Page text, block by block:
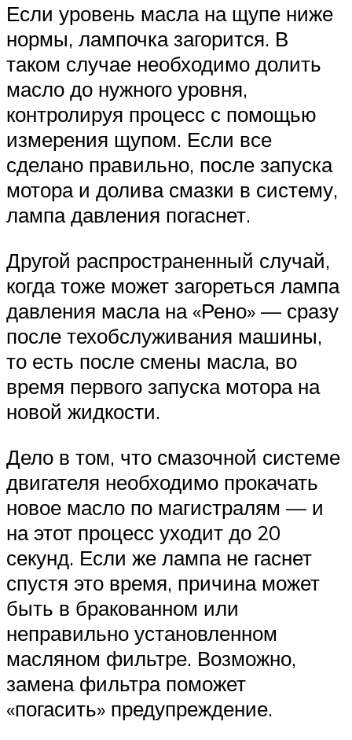
Если уровень масла на щупе ниже
нормы, лампочка загорится. В
таком случае необходимо долить
масло до нужного уровня,
контролируя процесс с помощью
измерения щупом. Если все
сделано правильно, после запуска
мотора и долива смазки в систему,
лампа давления погаснет.
Другой распространенный случай,
когда тоже может загореться лампа
давления масла на «Рено» — сразу
после техобслуживания машины,
то есть после смены масла, во
время первого запуска мотора на
новой жидкости.
Дело в том, что смазочной системе
двигателя необходимо прокачать
новое масло по магистралям — и
на этот процесс уходит до 20
секунд. Если же лампа не гаснет
спустя это время, причина может
быть в бракованном или
неправильно установленном
масляном фильтре. Возможно,
замена фильтра поможет
«погасить» предупреждение.